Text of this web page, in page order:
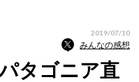
2019/07/10
みんなの感想
タゴニア直